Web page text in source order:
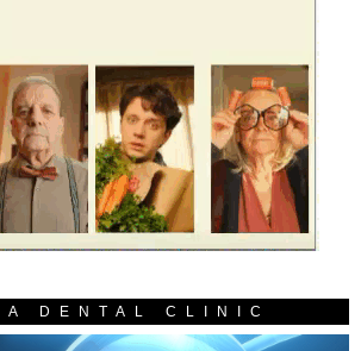
DENTAL CLINIC